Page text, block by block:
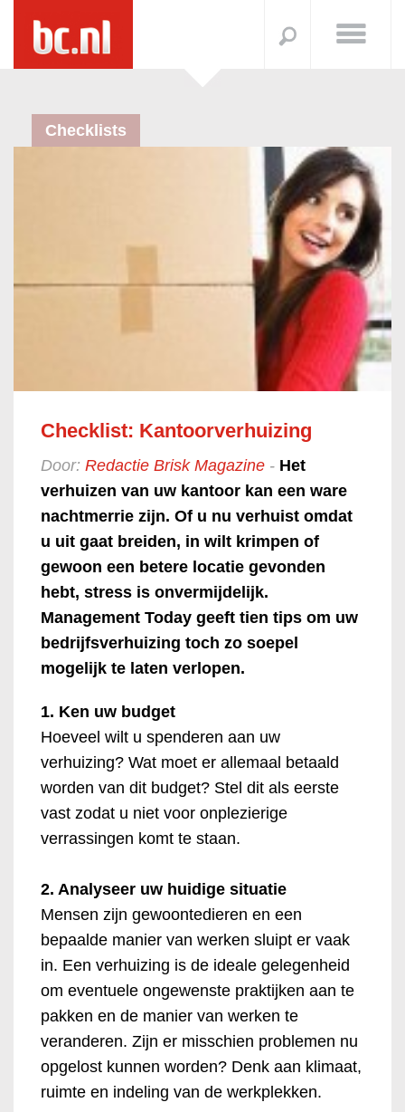
Checklists
Checklist: Kantoorverhuizing
Door: Redactie Brisk Magazine - Het
verhuizen van uw kantoor kan een ware
nachtmerrie zijn. Of u nu verhuist omdat
u uit gaat breiden, in wilt krimpen of
gewoon een betere locatie gevonden
hebt, stress is onvermijdelijk.
Management Today geeft tien tips om uw
bedrijfsverhuizing toch zo soepel
mogelijk te laten verlopen.
1. Ken uw budget
Hoeveel wilt u spenderen aan uw
verhuizing? Wat moet er allemaal betaald
worden van dit budget? Stel dit als eerste
vast zodat u niet voor onplezierige
verrassingen komt te staan.
2. Analyseer uw huidige situatie
Mensen zijn gewoontedieren en een
bepaalde manier van werken sluipt er vaak
in. Een verhuizing is de ideale gelegenheid
om eventuele ongewenste praktijken aan te
pakken en de manier van werken te
veranderen. Zijn er misschien problemen nu
opgelost kunnen worden? Denk aan klimaat,
ruimte en indeling van de werkplekken.